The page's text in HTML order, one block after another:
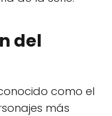
del
como el
más